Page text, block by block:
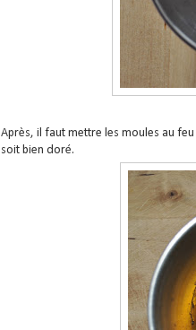
Après, il faut mettre les moules au
soit bien doré.